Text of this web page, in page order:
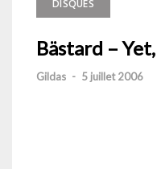
DISQUES
Bästard –
Gildas - 5 juillet 2006